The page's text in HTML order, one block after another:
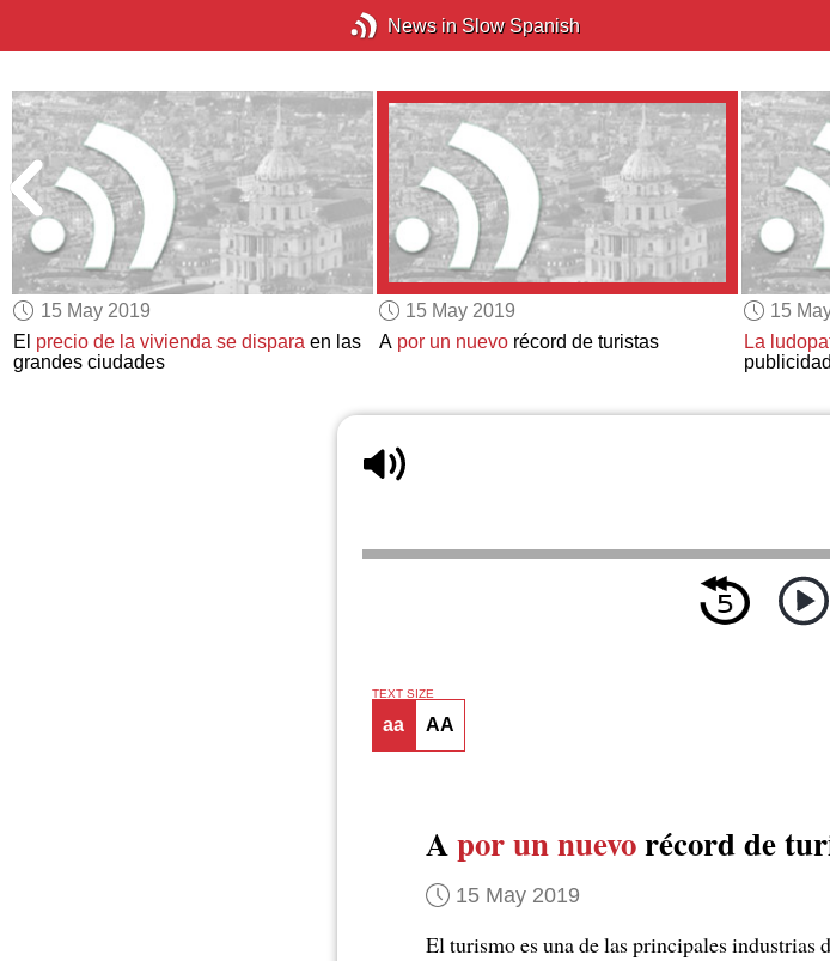
News in Slow Spanish
15 May 2019
El precio de la vivienda se dispara en las
grandes ciudades
15 May 2019
A por un nuevorécord de turistas
15
La
TEXT SIZE
aa AA
Apor un nuevorécord de
15 May 2019
El turismo es una de las principales industrias